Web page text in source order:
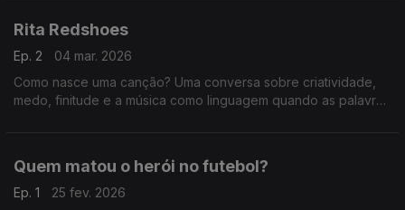
Rita Redshoes
Ep. 2
04 mar. 2026
Como nasce uma canção? Uma conversa sobre criatividade,
medo, finitude e a música como linguagem quando as palavras
Quem matou o herói no futebol?
Ep. 1
25 fev. 2026